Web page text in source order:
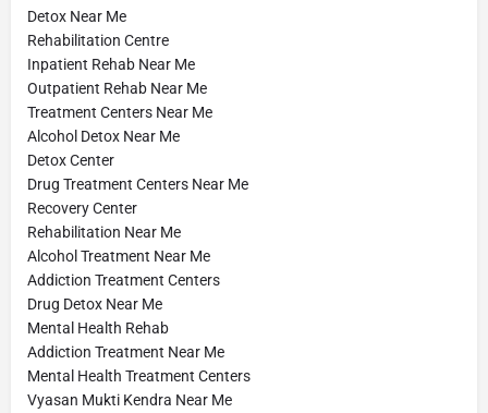
Detox Near Me
Rehabilitation Centre
Inpatient Rehab Near Me
Outpatient Rehab Near Me
Treatment Centers Near Me
Alcohol Detox Near Me
Detox Center
Drug Treatment Centers Near Me
Recovery Center
Rehabilitation Near Me
Alcohol Treatment Near Me
Addiction Treatment Centers
Drug Detox Near Me
Mental Health Rehab
Addiction Treatment Near Me
Mental Health Treatment Centers
Vyasan Mukti Kendra Near Me